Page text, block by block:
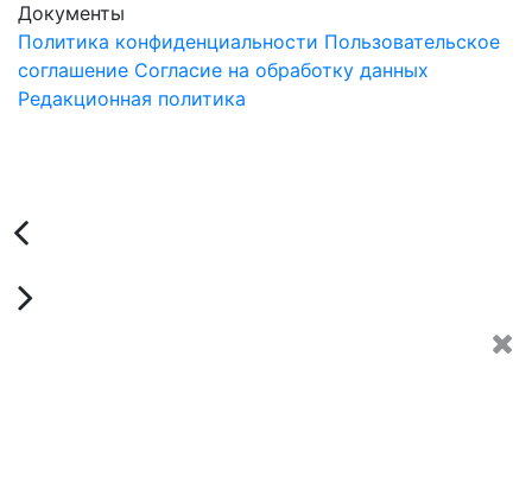
Документы
Политика конфиденциальности Пользовательское
соглашение Согласие на обработку данных
Редакционная политика